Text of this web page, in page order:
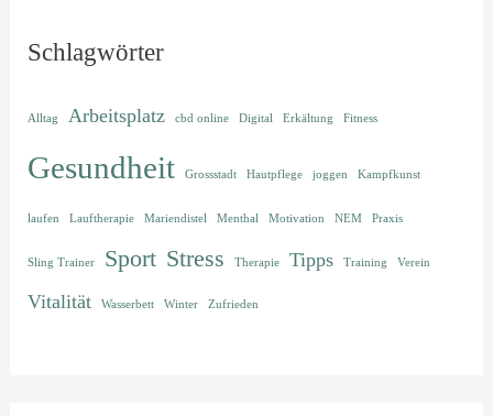
Schlagwörter
Alltag Arbeitsplatz cbd online Digital Erkältung Fitness
Gesundheit Grossstadt Hautpflege joggen Kampfkunst
laufen Lauftherapie Mariendistel Menthal Motivation NEM Praxis
Sling Trainer Sport Stress Therapie Tipps Training Verein
Vitalität Wasserbett Winter Zufrieden